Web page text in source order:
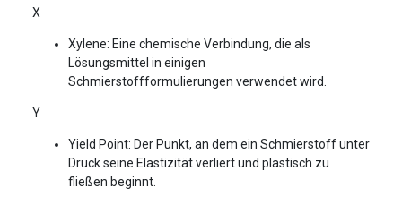
X
Xylene: Eine chemische Verbindung, die als
Lösungsmittel in einigen
Schmierstoffformulierungen verwendet wird.
Y
Yield Point: Der Punkt, an dem ein Schmierstoff unter
Druck seine Elastizität verliert und plastisch zu
fließen beginnt.